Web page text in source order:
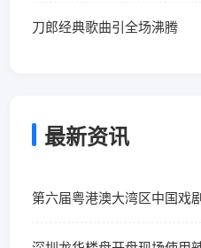
刀郎经典歌曲引全场沸腾
最新资讯
第六届粤港澳大湾区中国戏